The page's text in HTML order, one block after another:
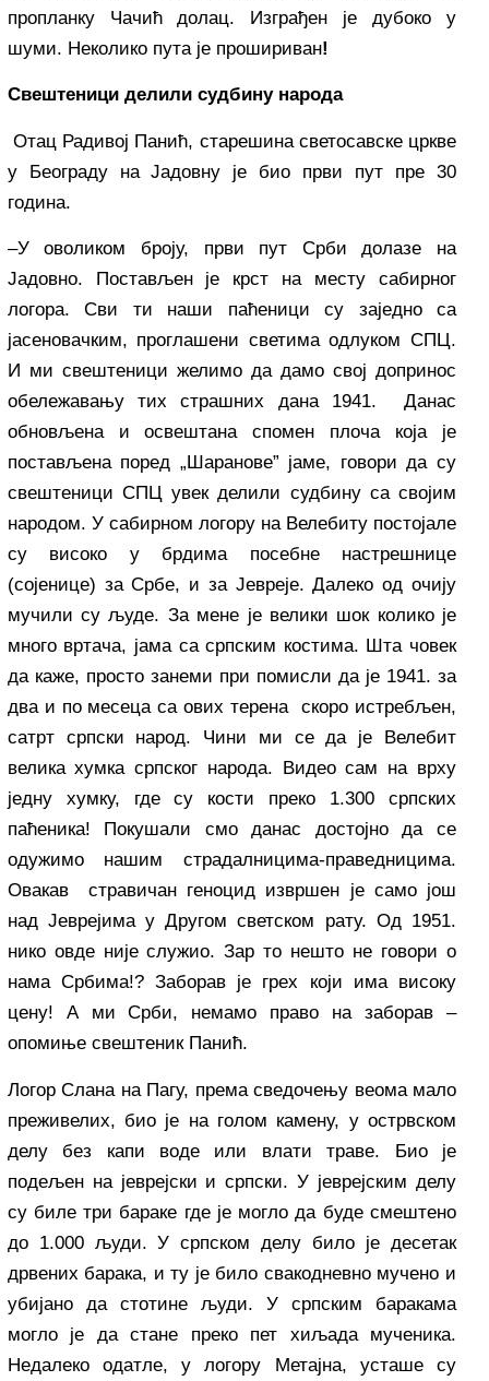
пропланку Чачић долац. Изграђен је дубоко у
шуми. Неколико пута је прошириван!
Свештеници делили судбину народа
Отац Радивој Панић, старешина светосавске цркве
у Београду на Јадовну је био први пут пре 30
година.
–У оволиком броју, први пут Срби долазе на
Јадовно. Постављен је крст на месту сабирног
логора. Сви ти наши паћеници су заједно са
јасеновачким, проглашени светима одлуком СПЦ.
И ми свештеници желимо да дамо свој допринос
обележавању тих страшних дана 1941. Данас
обновљена и освештана спомен плоча која је
постављена поред „Шаранове” јаме, говори да су
свештеници СПЦ увек делили судбину са својим
народом. У сабирном логору на Велебиту постојале
су високо у брдима посебне настрешнице
(сојенице) за Србе, и за Јевреје. Далеко од очију
мучили су људе. За мене је велики шок колико је
много вртача, јама са српским костима. Шта човек
да каже, просто занеми при помисли да је 1941. за
два и по месеца са ових терена скоро истребљен,
сатрт српски народ. Чини ми се да је Велебит
велика хумка српског народа. Видео сам на врху
једну хумку, где су кости преко 1.300 српских
паћеника! Покушали смо данас достојно да се
одужимо нашим страдалницима-праведницима.
Овакав стравичан геноцид извршен је само још
над Јеврејима у Другом светском рату. Од 1951.
нико овде није служио. Зар то нешто не говори о
нама Србима!? Заборав је грех који има високу
цену! А ми Срби, немамо право на заборав –
опомиње свештеник Панић.
Логор Слана на Пагу, према сведочењу веома мало
преживелих, био је на голом камену, у острвском
делу без капи воде или влати траве. Био је
подељен на јеврејски и српски. У јеврејским делу
су биле три бараке где је могло да буде смештено
до 1.000 људи. У српском делу било је десетак
дрвених барака, и ту је било свакодневно мучено и
убијано да стотине људи. У српским баракама
могло је да стане преко пет хиљада мученика.
Недалеко одатле, у логору Метајна, усташе су